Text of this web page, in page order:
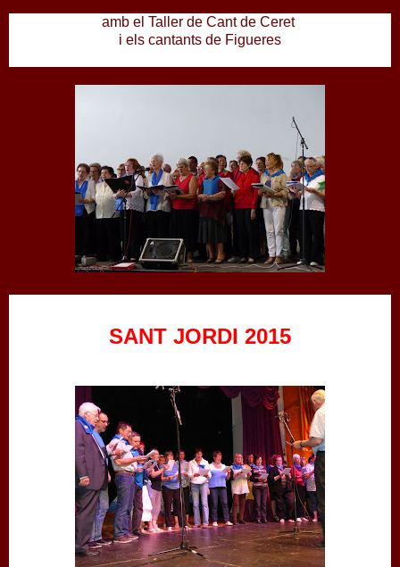
amb el Taller de Cant de Ceret
i els cantants de Figueres
SANT JORDI​ 2015